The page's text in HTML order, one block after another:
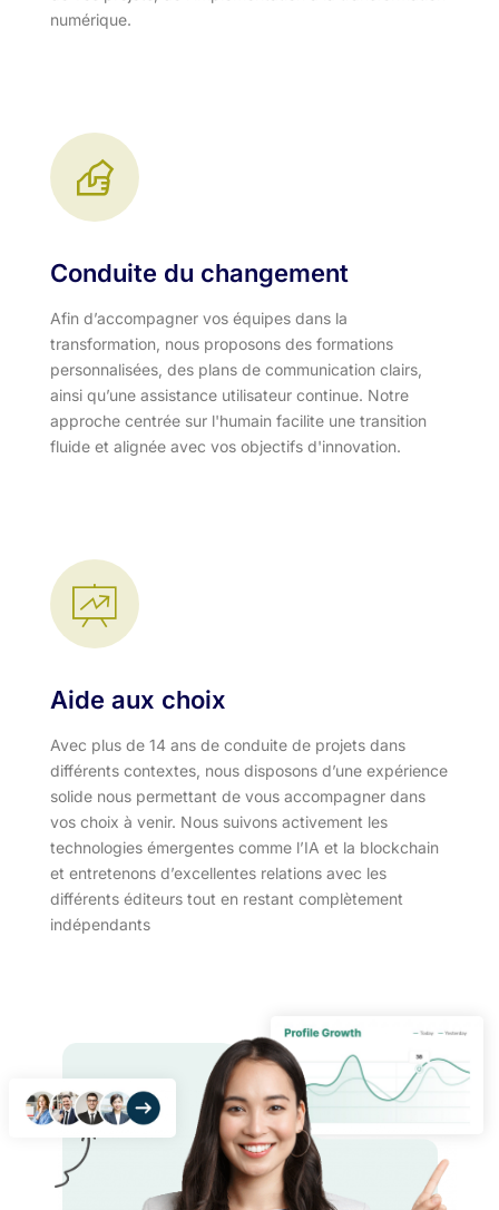
numérique.
Conduite du changement
Afin d’accompagner vos équipes dans la
transformation, nous proposons des formations
personnalisées, des plans de communication clairs,
ainsi qu’une assistance utilisateur continue. Notre
approche centrée sur l'humain facilite une transition
fluide et alignée avec vos objectifs d'innovation.​
Aide aux choix
Avec plus de 14 ans de conduite de projets dans
différents contextes, nous disposons d’une expérience
solide nous permettant de vous accompagner dans
vos choix à venir. Nous suivons activement les
technologies émergentes comme l’IA et la blockchain
et entretenons d’excellentes relations avec les
différents éditeurs tout en restant complètement
indépendants